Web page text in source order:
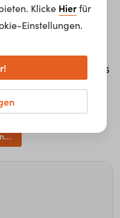
mal zu scheitern
das findet Thomas
seinem 14-
Fehlern zu
Mitarbeiter
Engineering
Klicke Hierfür
Einstellungen.